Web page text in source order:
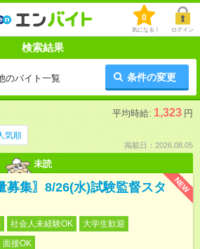
0
気になる！ ログイン
検索結果
のバイト一覧 条件の変更
平均時給: 1,323 円
気順
掲載日：2026.08.05
未読
NEW
募集〗8/26(水)試験監督スタ
社会人未経験OK
大学生歓迎
面接OK